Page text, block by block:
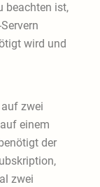
beachten ist,
wird und
zwei
einem
der
zwei